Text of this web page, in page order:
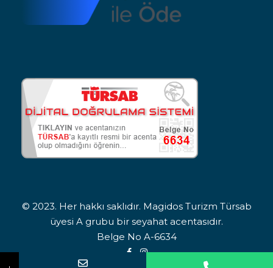
© 2023. Her hakkı saklıdır. Magidos Turizm Türsab
üyesi A grubu bir seyahat acentasıdır.
Belge No A-6634